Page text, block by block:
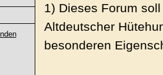
1) Dieses Forum
Altdeutscher
besonderen